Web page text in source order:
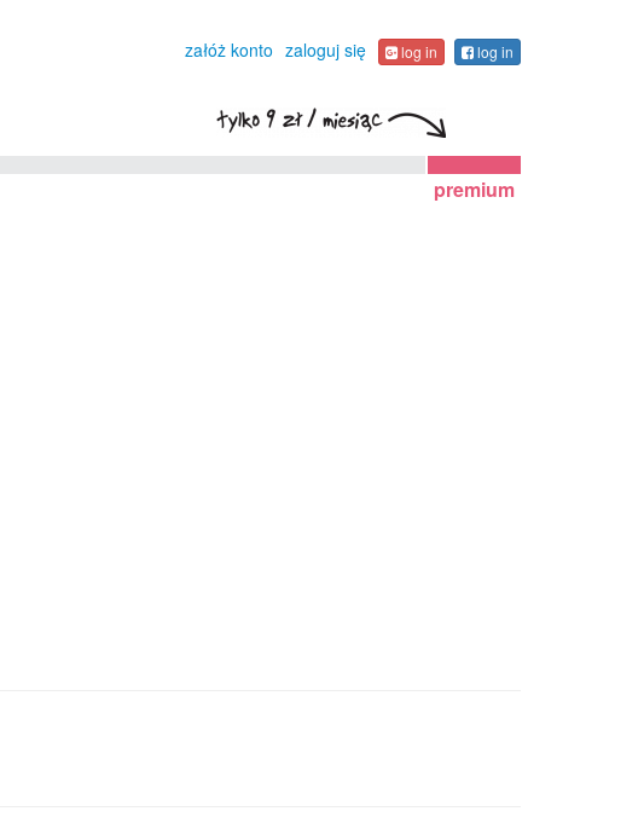
załóż konto zaloguj się log in log in
premium